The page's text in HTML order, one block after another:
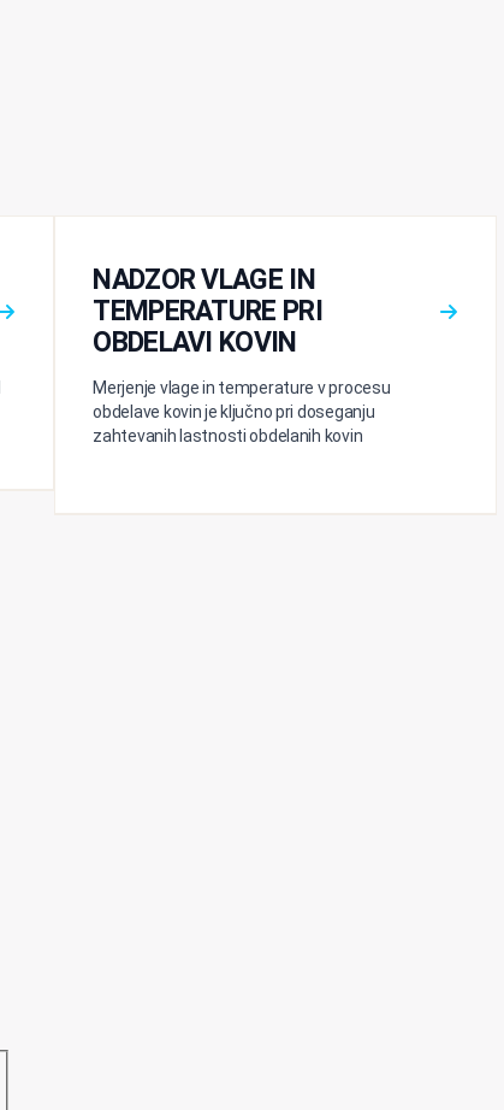
NADZOR VLAGE IN
TEMPERATURE PRI
OBDELAVI KOVIN
Merjenje vlage in temperature v procesu
obdelave kovin je ključno pri doseganju
zahtevanih lastnosti obdelanih kovin